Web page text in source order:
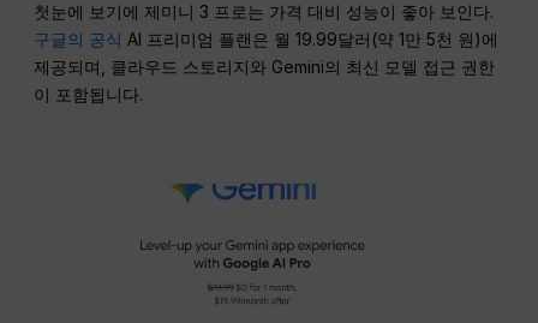
첫눈에 보기에 제미니 3 프로는 가격 대비 성능이 좋아 보인다.
구글의 공식AI 프리미엄 플랜은 월 19.99달러(약 1만 5천 원)에
제공되며, 클라우드 스토리지와 Gemini의 최신 모델 접근 권한
이 포함됩니다.